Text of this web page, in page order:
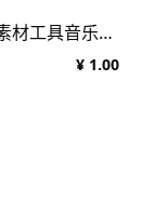
3D插画素材工具音乐工具
¥ 1.00